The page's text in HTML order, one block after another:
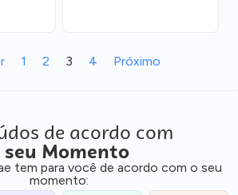
1 2 3 4 Próximo
de acordo com
seu Momento
tem para você de acordo com o seu
momento: